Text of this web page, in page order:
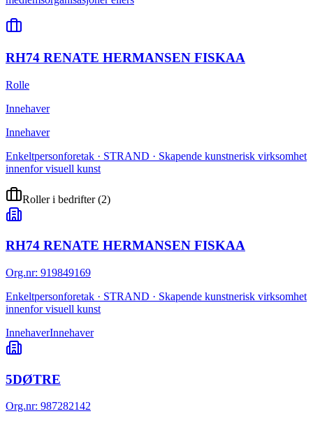
RH74 RENATE HERMANSEN FISKAA
Rolle
Innehaver
Innehaver
Enkeltpersonforetak · STRAND · Skapende kunstnerisk virksomhet
innenfor visuell kunst
Roller i bedrifter(2)
RH74 RENATE HERMANSEN FISKAA
Org.nr: 919849169
Enkeltpersonforetak · STRAND · Skapende kunstnerisk virksomhet
innenfor visuell kunst
InnehaverInnehaver
5DØTRE
Org.nr: 987282142